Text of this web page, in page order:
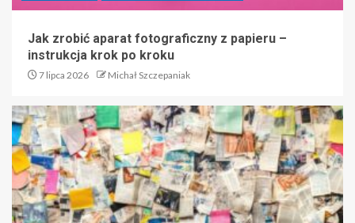
Jak zrobić aparat fotograficzny z papieru –
instrukcja krok po kroku
7 lipca 2026 Michał Szczepaniak